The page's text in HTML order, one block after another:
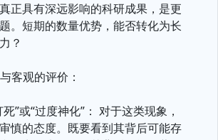
正具有深远影响的科研成果，是更
。短期的数量优势，能否转化为长
？
客观的评价：
”或“过度神化”： 对于这类现象，
慎的态度。既要看到其背后可能存